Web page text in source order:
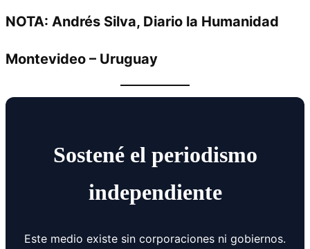
NOTA: Andrés Silva, Diario la Humanidad
Montevideo – Uruguay
Sostené el periodismo
independiente
Este medio existe sin corporaciones ni gobiernos.